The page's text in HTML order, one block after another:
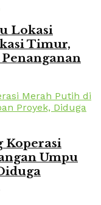
Lokasi
Timur,
Koperasi
Umpu